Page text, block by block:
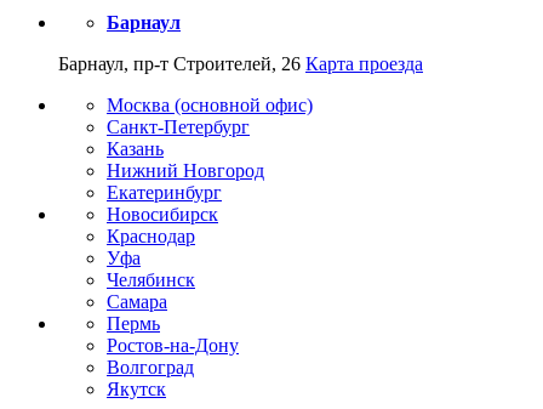
Барнаул
Барнаул, пр-т Строителей, 26 Карта проезда
Москва (основной офис)
Санкт-Петербург
Казань
Нижний Новгород
Екатеринбург
Новосибирск
Краснодар
Уфа
Челябинск
Самара
Пермь
Ростов-на-Дону
Волгоград
Якутск